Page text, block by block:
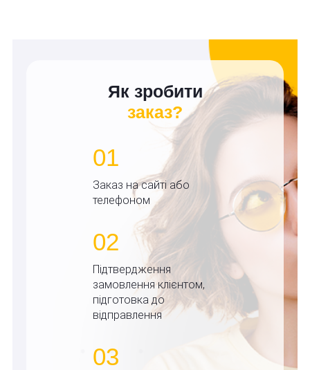
Як зробити
заказ?
01
Заказ на сайті або
телефоном
02
Підтвердження
замовлення клієнтом,
підготовка до
відправлення
03